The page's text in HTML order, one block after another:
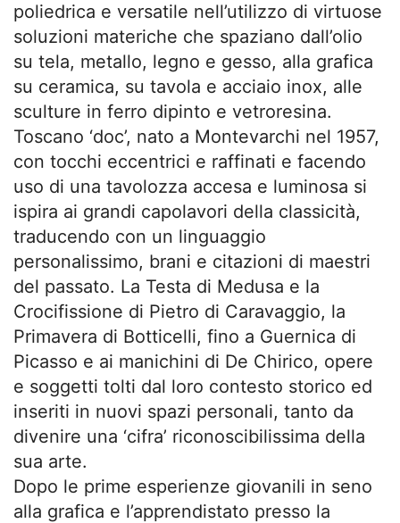
poliedrica e versatile nell’utilizzo di virtuose
soluzioni materiche che spaziano dall’olio
su tela, metallo, legno e gesso, alla grafica
su ceramica, su tavola e acciaio inox, alle
sculture in ferro dipinto e vetroresina.
Toscano ‘doc’, nato a Montevarchi nel 1957,
con tocchi eccentrici e raffinati e facendo
uso di una tavolozza accesa e luminosa si
ispira ai grandi capolavori della classicità,
traducendo con un linguaggio
personalissimo, brani e citazioni di maestri
del passato. La Testa di Medusa e la
Crocifissione di Pietro di Caravaggio, la
Primavera di Botticelli, fino a Guernica di
Picasso e ai manichini di De Chirico, opere
e soggetti tolti dal loro contesto storico ed
inseriti in nuovi spazi personali, tanto da
divenire una ‘cifra’ riconoscibilissima della
sua arte.
Dopo le prime esperienze giovanili in seno
alla grafica e l’apprendistato presso la